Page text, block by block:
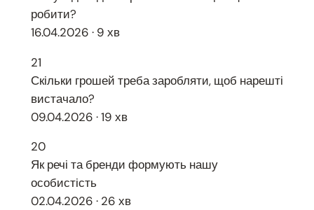
робити?
16.04.2026 · 9 хв
21
Скільки грошей треба заробляти, щоб нарешті
вистачало?
09.04.2026 · 19 хв
20
Як речі та бренди формують нашу
особистість
02.04.2026 · 26 хв